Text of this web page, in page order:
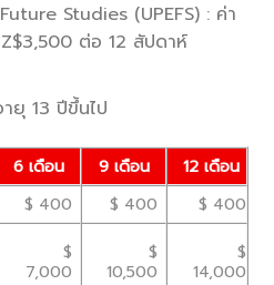
Studies (UPEFS) : ค่า
ต่อ 12 สัปดาห์
ยุ 13 ปีขึ้นไป
6 เดือน 9 เดือน
12 เดือน
$ 400 $ 400
$ 400
$
7,000
$
10,500
$
14,000